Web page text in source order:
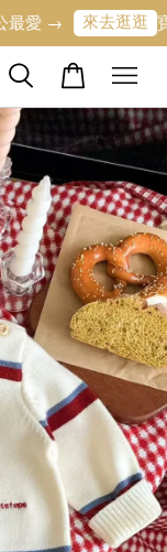
來去逛逛 寶寶的第